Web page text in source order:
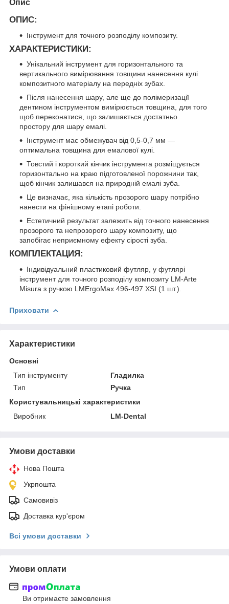
Опис
ОПИС:
Інструмент для точного розподілу композиту.
ХАРАКТЕРИСТИКИ:
Унікальний інструмент для горизонтального та
вертикального вимірювання товщини нанесення кулі
композитного матеріалу на передніх зубах.
Після нанесення шару, але ще до полімеризації
дентином інструментом вимірюється товщина, для того
щоб переконатися, що залишається достатньо
простору для шару емалі.
Інструмент має обмежувач від 0,5-0,7 мм —
оптимальна товщина для емалової кулі.
Товстий і короткий кінчик інструмента розміщується
горизонтально на краю підготовленої порожнини так,
щоб кінчик залишався на природній емалі зуба.
Це визначає, яка кількість прозорого шару потрібно
нанести на фінішному етапі роботи.
Естетичний результат залежить від точного нанесення
прозорого та непрозорого шару композиту, що
запобігає неприємному ефекту сірості зуба.
КОМПЛЕКТАЦИЯ:
Індивідуальний пластиковий футляр, у футлярі
інструмент для точного розподілу композиту LM-Arte
Misura з ручкою LMErgoMax 496-497 XSI (1 шт.).
Приховати
Характеристики
Основні
Тип інструменту
Гладилка
Тип
Ручка
Користувальницькі характеристики
Виробник
LM-Dental
Умови доставки
Нова Пошта
Укрпошта
Самовивіз
Доставка кур'єром
Всі умови доставки
Умови оплати
Ви отримаєте замовлення